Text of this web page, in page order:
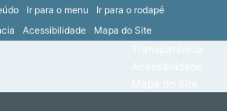
Ir para o menu
Ir para o rodapé
Acessibilidade Mapa do Site